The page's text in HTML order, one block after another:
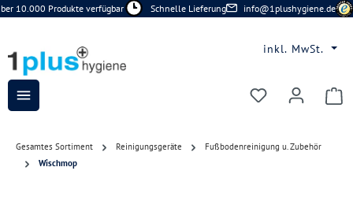
Zum Hauptinhalt springen
10.000 Produkte verfügbar Schnelle Lieferung info@1plushygiene.de
inkl. MwSt.
Du hast 0
Gesamtes Sortiment Reinigungsgeräte
Fußbodenreinigung u. Zubehör
Wischmop